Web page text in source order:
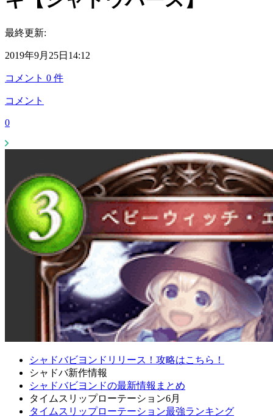
最終更新:
2019年9月25日14:12
コメント 0 件
コメント
0
シャドバビヨンドリリース！攻略はこちら！
シャドバ新作情報
シャドバビヨンドの最新情報まとめ
タイムスリップローテーション6月
タイムスリップローテーション最強ランキング